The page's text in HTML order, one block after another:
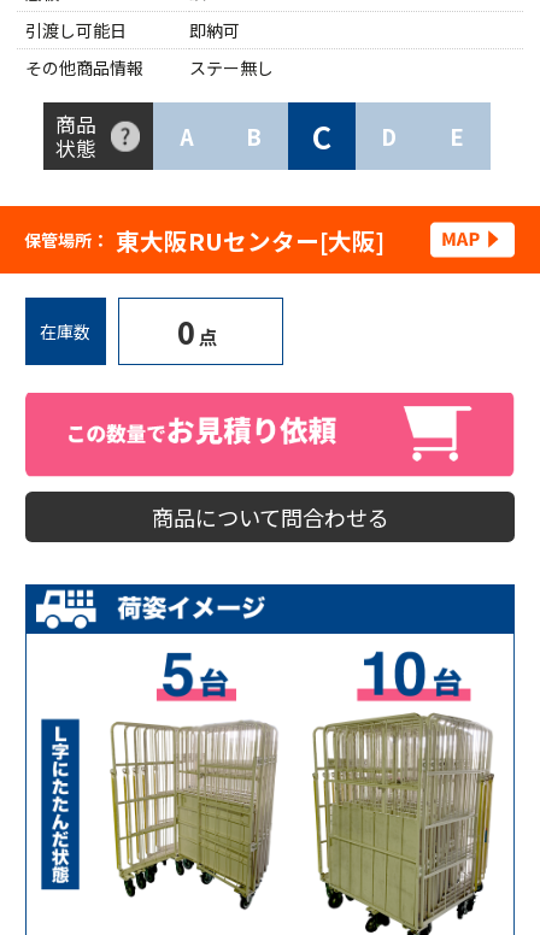
引渡し可能日
即納可
その他商品情報
ステー無し
商品
状態
A B C D E
保管場所： 東大阪RUセンター[大阪]
在庫数 0 点
商品について問合わせる